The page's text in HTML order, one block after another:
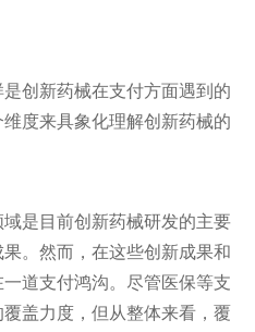
创新药械在支付方面遇到的
度来具象化理解创新药械的
是目前创新药械研发的主要
。然而，在这些创新成果和
道支付鸿沟。尽管医保等支
盖力度，但从整体来看，覆